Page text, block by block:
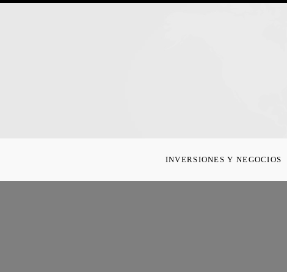
INVERSIONES Y NEGOCIOS